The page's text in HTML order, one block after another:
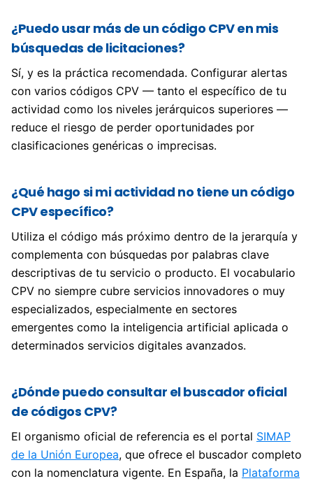
¿Puedo usar más de un código CPV en mis
búsquedas de licitaciones?
Sí, y es la práctica recomendada. Configurar alertas
con varios códigos CPV — tanto el específico de tu
actividad como los niveles jerárquicos superiores —
reduce el riesgo de perder oportunidades por
clasificaciones genéricas o imprecisas.
¿Qué hago si mi actividad no tiene un código
CPV específico?
Utiliza el código más próximo dentro de la jerarquía y
complementa con búsquedas por palabras clave
descriptivas de tu servicio o producto. El vocabulario
CPV no siempre cubre servicios innovadores o muy
especializados, especialmente en sectores
emergentes como la inteligencia artificial aplicada o
determinados servicios digitales avanzados.
¿Dónde puedo consultar el buscador oficial
de códigos CPV?
El organismo oficial de referencia es el portal SIMAP
de la Unión Europea, que ofrece el buscador completo
con la nomenclatura vigente. En España, la Plataforma